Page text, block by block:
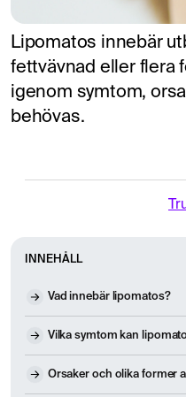
Lipomatos innebär
fettvävnad eller flera
igenom symtom,
behövas.
INNEHÅLL
Vad innebär lipomatos?
Vilka symtom kan
Orsaker och olika former